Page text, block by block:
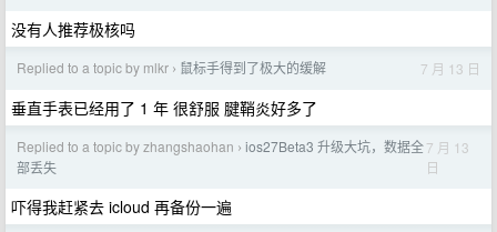
没有人推荐极核吗
Replied to a topic by mlkr › 鼠标手得到了极大的缓解 7 月 13 日
垂直手表已经用了 1 年 很舒服 腱鞘炎好多了
Replied to a topic by zhangshaohan › ios27Beta3 升级大坑，数据全
部丢失
7 月 13
日
吓得我赶紧去 icloud 再备份一遍